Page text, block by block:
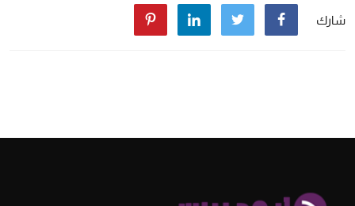
شارك